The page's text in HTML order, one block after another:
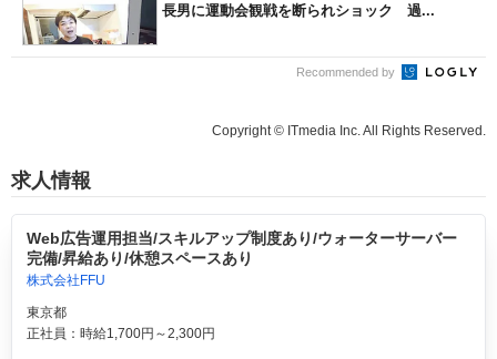
長男に運動会観戦を断られショック 過...
Recommended by
Copyright © ITmedia Inc. All Rights Reserved.
求人情報
Web広告運用担当/スキルアップ制度あり/ウォーターサーバー
完備/昇給あり/休憩スペースあり
株式会社FFU
東京都
正社員：時給1,700円～2,300円